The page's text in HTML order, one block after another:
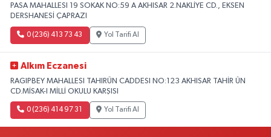
PASA MAHALLESI 19 SOKAK NO:59 A AKHISAR 2.NAKLİYE CD., EKSEN
DERSHANESİ ÇAPRAZI
0 (236) 413 73 43 Yol Tarifi Al
Alkım Eczanesi
RAGIPBEY MAHALLESI TAHIRÜN CADDESI NO:123 AKHISAR TAHİR ÜN
CD.MİSAK-I MİLLİ OKULU KARŞISI
0 (236) 414 97 31 Yol Tarifi Al